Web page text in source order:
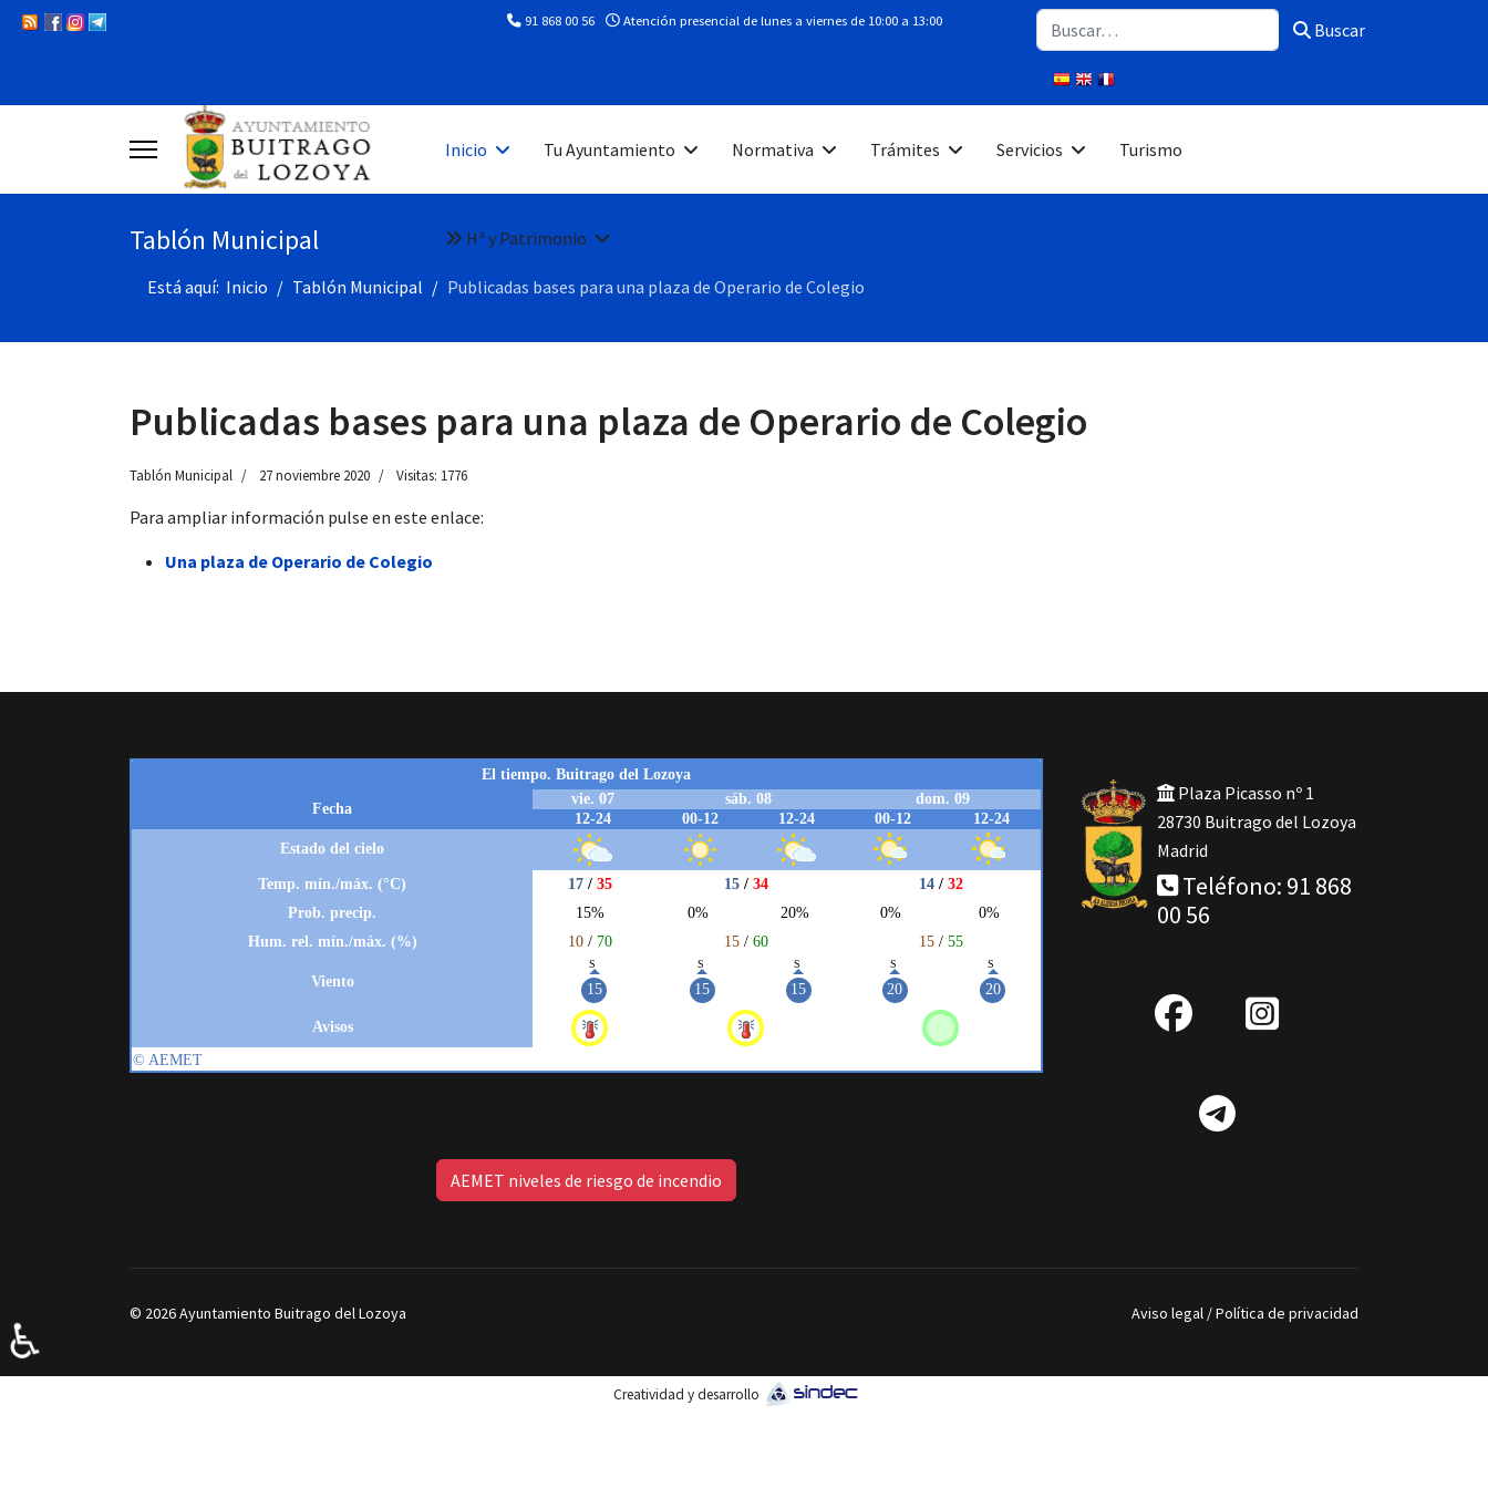
91 868 00 56 Atención presencial de lunes a viernes de 10:00 a 13:00 Buscar Buscar
Inicio Tu Ayuntamiento Normativa Trámites Servicios Turismo
Hª y Patrimonio
Tablón Municipal
Está aquí: Inicio Tablón Municipal Publicadas bases para una plaza de Operario de Colegio
Publicadas bases para una plaza de Operario de Colegio
Tablón Municipal 27 noviembre 2020 Visitas: 1776
Para ampliar información pulse en este enlace:
Una plaza de Operario de Colegio
AEMET niveles de riesgo de incendio
Plaza Picasso nº 1
28730 Buitrago del Lozoya
Madrid
Teléfono: 91 868
00 56
fab
facebook
IG
Telegram
© 2026 Ayuntamiento Buitrago del Lozoya Aviso legal /Política de privacidad
Creatividad y desarrollo